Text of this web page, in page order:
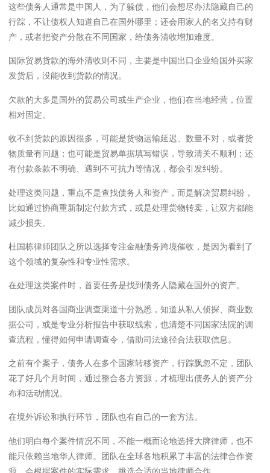
这些债务人通常是中国人，为了躲债，他们会想尽办法隐藏自己的
行踪，不让债权人知道自己在国外哪里；还会用家人的名义持有财
产，或者把资产分散在不同国家，给债务清收增加难度。
国际贸易货款的海外清收则不同，主要是中国出口企业给国外买家
发货后，没能收到货款的情况。
欠款的大多是国外的贸易公司或生产企业，他们在当地经营，位置
相对固定。
收不到货款的原因很多，可能是货物运输延迟、数量不对，或者货
物质量有问题；也可能是贸易单据填写错误，导致清关不顺利；还
有付款条款不明确、遇到不可抗力等情况，都会引发纠纷。
处理这类问题，重点不是查找债务人和资产，而是解决贸易纠纷，
比如通过协商重新制定付款方式，或是处理货物转卖，让双方都能
减少损失。
杜国栋律师团队之所以选择专注金融债务跨境催收，是因为看到了
这个领域的复杂性和专业性需求。
在处理这类案件时，首要任务是找到债务人隐藏在国外的资产。
团队成员对各国商业调查渠道十分熟悉，知道从私人侦探、商业数
据公司，或是专业分析报告中获取线索，也清楚不同国家法院的调
查流程，懂得如何申请调查令，借助司法途径合法获取信息。
之前有个案子，债务人在多个国家转移资产，行踪飘忽不定，团队
花了好几个月时间，通过整合各方资源，才梳理出债务人的资产分
布和活动情况。
在境外诉讼和执行环节，团队也有自己的一套方法。
他们明白每个案件情况不同，不能一概而论地选择大牌律师，也不
能只依赖当地华人律师。团队在全球各地积累了丰富的法律合作资